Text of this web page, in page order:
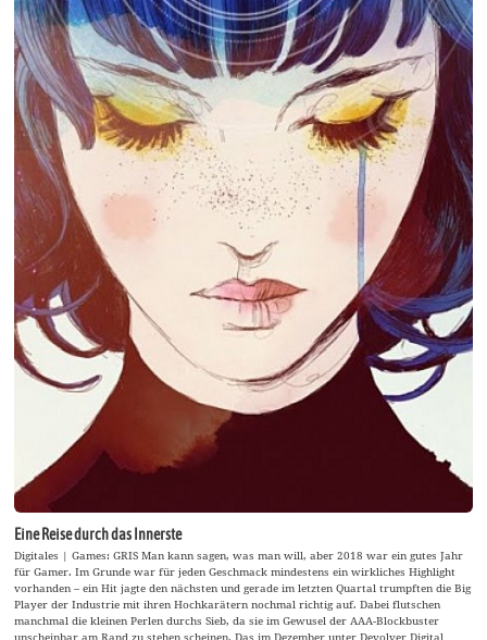
Eine Reise durch das Innerste
Digitales | Games: GRIS Man kann sagen, was man will, aber 2018 war ein gutes Jahr
für Gamer. Im Grunde war für jeden Geschmack mindestens ein wirkliches Highlight
vorhanden – ein Hit jagte den nächsten und gerade im letzten Quartal trumpften die Big
Player der Industrie mit ihren Hochkarätern nochmal richtig auf. Dabei flutschen
manchmal die kleinen Perlen durchs Sieb, da sie im Gewusel der AAA-Blockbuster